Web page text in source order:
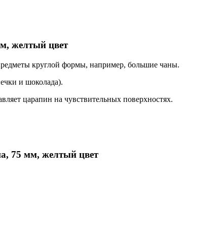
желтый цвет
круглой формы, например, большие чаны.
и шоколада).
царапин на чувствительных поверхностях.
75 мм, желтый цвет